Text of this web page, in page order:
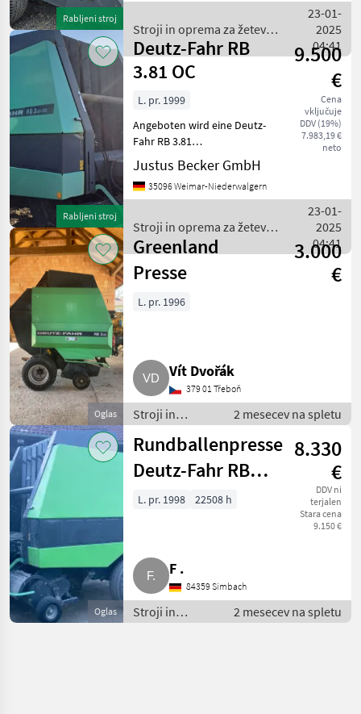
Rabljeni stroj
PickUp breit
Stroji in oprema za žetev
in spravilo / Deutz Fahr
23-01-
2025
04:41
Rabljeni stroj
Deutz-Fahr RB
3.81 OC
9.500
€
Cena
vključuje
DDV (19%)
7.983,19 €
neto
L. pr. 1999
Angeboten wird eine Deutz-
Fahr RB 3.81
Rundballenpresse.
Ersteinsatz 1999, Ballen var.
Ausrüstung: -
Ballen - Bindeart
Netzbindung - Anhäng
Justus Becker GmbH
35096 Weimar-Niederwalgern
Stroji in oprema za žetev
in spravilo / Deutz Fahr
23-01-
2025
04:41
Oglas
Greenland
Presse
3.000
€
L. pr. 1996
Vít Dvořák
379 01 Třeboň
Stroji in
oprema za
žetev in
spravilo /
Stiskalnica za
bale
2 mesecev na spletu
Oglas
Rundballenpresse
Deutz-Fahr RB
3.81 OC
8.330
€
DDV ni
terjalen
Stara cena
9.150 €
L. pr. 1998 22508 h
F .
84359 Simbach
Stroji in
oprema za
2 mesecev na spletu